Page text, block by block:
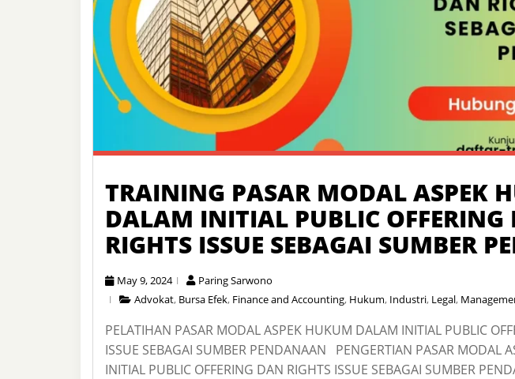
TRAINING PASAR MODAL ASPEK
DALAM INITIAL PUBLIC OFFERING
RIGHTS ISSUE SEBAGAI SUMBER
May 9, 2024
Paring Sarwono
Advokat, Bursa Efek, Finance and Accounting, Hukum, Industri, Legal,
PELATIHAN PASAR MODAL ASPEK HUKUM DALAM INITIAL PUBLIC
ISSUE SEBAGAI SUMBER PENDANAAN PENGERTIAN PASAR MODAL
INITIAL PUBLIC OFFERING DAN RIGHTS ISSUE SEBAGAI SUMBER